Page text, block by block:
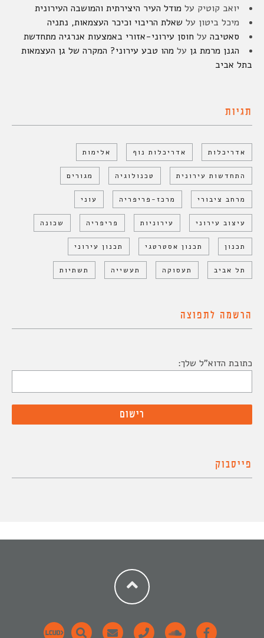
יואב קוטיק על מודל העיר היצירתית והמושבה העירונית
מיכל ביטון על שאלת הריבוי וכיכר העצמאות, נתניה
סאטיבה על חוסן עירוני-אזורי באמצעות אנרגיה מתחדשת
הגנן מרמת גן על מהו טבע עירוני? המקרה של גן העצמאות
בתל אביב
תגיות
אדריכלות אדריכלות נוף אלימות
התחדשות עירונית טכנולוגיה מגורים
מרחב ציבורי מרכז-פריפריה עוני
עיצוב עירוני עירוניות פריפריה שכונה
תכנון תכנון אסטרטגי תכנון עירוני
תל אביב תעסוקה תעשייה תשתיות
הרשמה לתפוצה
כתובת הדוא"ל שלך:
פייסבוק